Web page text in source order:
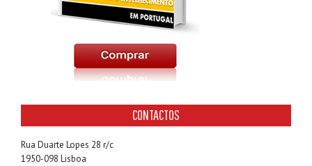
CONTACTOS
Rua Duarte Lopes 28 r/c
1950-098 Lisboa